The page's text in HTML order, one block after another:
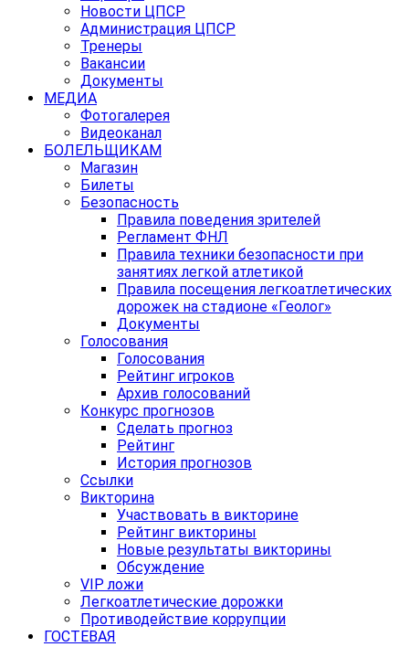
Новости ЦПСР
Администрация ЦПСР
Тренеры
Вакансии
Документы
МЕДИА
Фотогалерея
Видеоканал
БОЛЕЛЬЩИКАМ
Магазин
Билеты
Безопасность
Правила поведения зрителей
Регламент ФНЛ
Правила техники безопасности при
занятиях легкой атлетикой
Правила посещения легкоатлетических
дорожек на стадионе «Геолог»
Документы
Голосования
Голосования
Рейтинг игроков
Архив голосований
Конкурс прогнозов
Сделать прогноз
Рейтинг
История прогнозов
Ссылки
Викторина
Участвовать в викторине
Рейтинг викторины
Новые результаты викторины
Обсуждение
VIP ложи
Легкоатлетические дорожки
Противодействие коррупции
ГОСТЕВАЯ